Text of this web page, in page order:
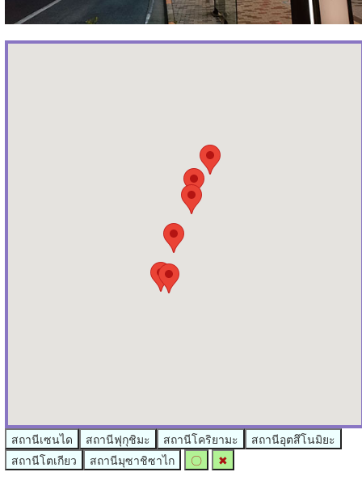
สถานีเซนได สถานีฟุกุชิมะ สถานีโคริยามะ
สถานีอุตสึโนมิยะ
สถานีโตเกียว
สถานีมุซาชิซาไก 〇 ✖